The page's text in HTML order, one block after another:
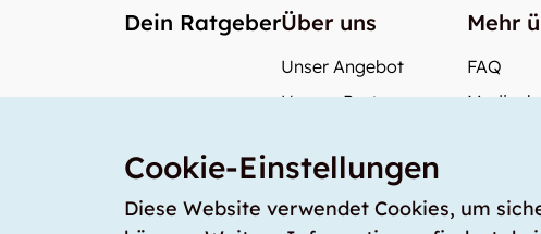
Dein RatgeberÜber uns
Unser Angebot
Unsere Partner
Unsere Preise
storabble Deutschland
Mehr
FAQ
Cookie-Einstellungen
Diese Website verwendet Cookies, um